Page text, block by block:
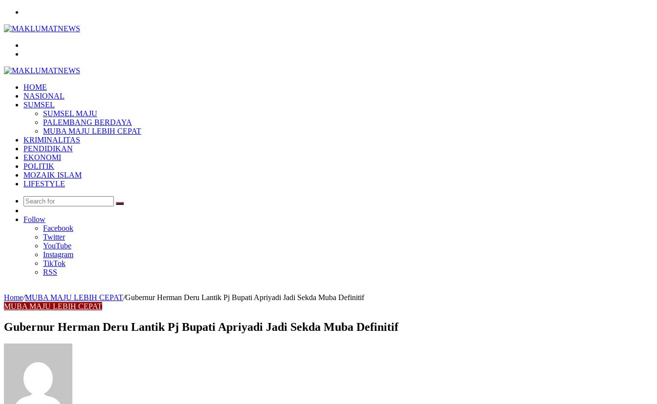
HOME
NASIONAL
SUMSEL
SUMSEL MAJU
PALEMBANG BERDAYA
MUBA MAJU LEBIH CEPAT
KRIMINALITAS
PENDIDIKAN
EKONOMI
POLITIK
MOZAIK ISLAM
LIFESTYLE
Search
Article
Follow
Facebook
Twitter
YouTube
Instagram
TikTok
RSS
Home/MUBA MAJU LEBIH CEPAT/Gubernur Herman Deru Lantik Pj Bupati Apriyadi Jadi Sekda Muba Definitif
MUBA MAJU LEBIH CEPAT
Gubernur Herman Deru Lantik Pj Bupati Apriyadi Jadi Sekda Muba Definitif